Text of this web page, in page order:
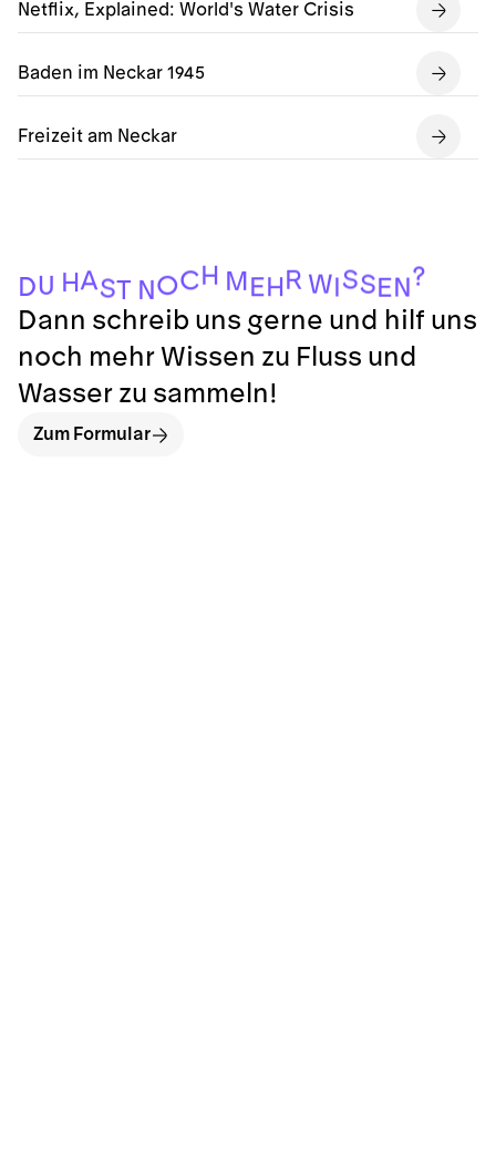
Netflix, Explained: World's Water Crisis
Baden im Neckar 1945
Freizeit am Neckar
DU H AST N OCH M EH R WISS E N ?
Dann schreib uns gerne und hilf uns
noch mehr Wissen zu Fluss und
Wasser zu sammeln!
Zum Formular